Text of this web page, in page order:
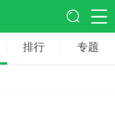
排行 专题